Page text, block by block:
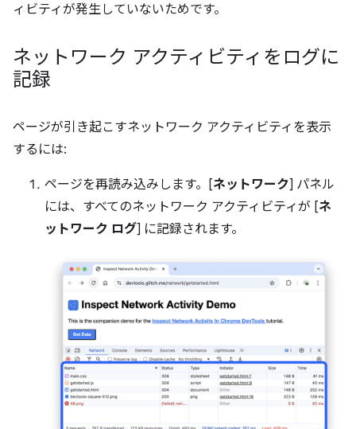
ィビティが発生していないためです。
ネットワーク アクティビティをログに
記録
ページが引き起こすネットワーク アクティビティを表示
するには:
ページを再読み込みします。[ネットワーク] パネル
には、すべてのネットワーク アクティビティが [ネ
ットワーク ログ] に記録されます。